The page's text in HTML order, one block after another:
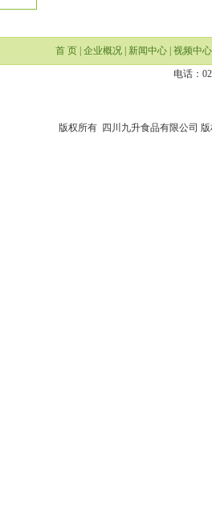
首 页| 企业概况| 新闻中心| 视频中心
电话：
版权所有 四川九升食品有限公司